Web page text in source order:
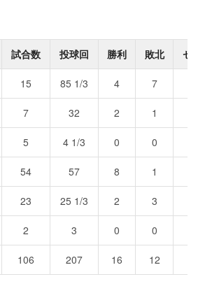
試合数 投球回 勝利 敗北 セ
15 85 1/3 4 7
7 32 2 1
5 4 1/3 0 0
54 57 8 1
23 25 1/3 2 3
2 3 0 0
106 207 16 12